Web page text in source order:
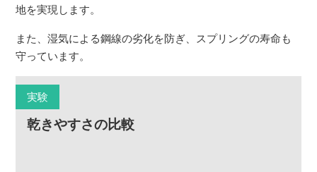
地を実現します。
また、湿気による鋼線の劣化を防ぎ、スプリングの寿命も
守っています。
実験
乾きやすさの比較